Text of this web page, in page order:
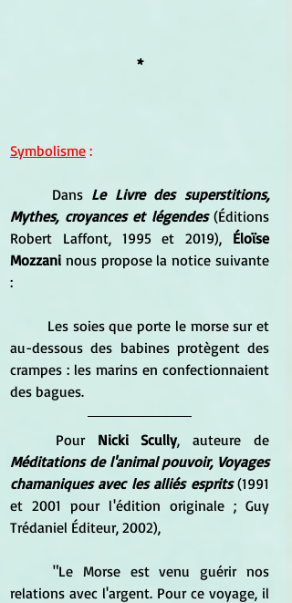
*
Symbolisme :
	Dans
Le Livre des superstitions,
Mythes, croyances et légendes (Éditions
Robert Laffont, 1995 et 2019), Éloïse
Mozzani nous propose la notice suivante
:
au-dessous des babines protègent des
crampes : les marins en confectionnaient
des bagues.
	Pour
Nicki Scully
Méditations de l'animal pouvoir, Voyages
chamaniques avec les alliés esprits (1991
et 2001 pour l'édition originale ; Guy
Trédaniel Éditeur, 2002),
relations avec l'argent. Pour ce voyage, il